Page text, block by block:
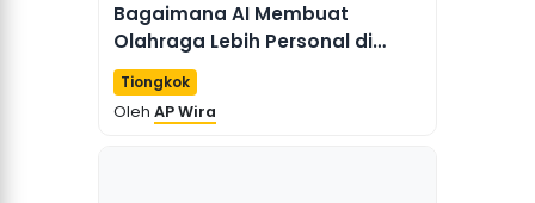
Bagaimana AI Membuat
Olahraga Lebih Personal di
Tiongkok
Tiongkok
Oleh AP Wira